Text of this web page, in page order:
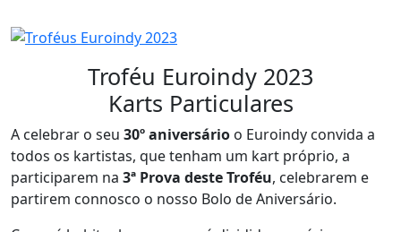
Troféu Euroindy 2023
Karts Particulares
A celebrar o seu 30º aniversário o Euroindy convida a
todos os kartistas, que tenham um kart próprio, a
participarem na 3ª Prova deste Troféu, celebrarem e
partirem connosco o nosso Bolo de Aniversário.